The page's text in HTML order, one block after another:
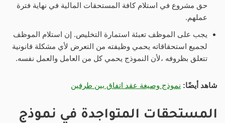
حق مشروع في استلام كافة المستحقات المالية في نهاية فترة
عملهم.
يجب على الموظف تعبئة استمارة التخليص. إن استلام الموظف
لجميع استحقاقاته يحمي وظيفته من التعرض لأي مشكلة قانونية
تتعلق بظروفه ،لأن النموذج يحمي كل من العامل والعمل نفسه.
شاهد أيضًا: نموذج وصيغة عقد اتفاق بين طرفين
المستحقات المتواجدة في نموذج